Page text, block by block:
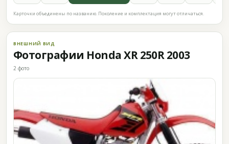
Карточки объединены по названию. Поколение и комплектация могут отличаться.
ВНЕШНИЙ ВИД
Фотографии Honda XR 250R 2003
2 фото